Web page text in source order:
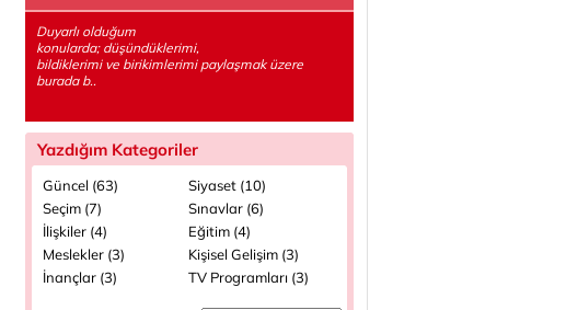
Duyarlı olduğum
konularda; düşündüklerimi,
bildiklerimi ve birikimlerimi paylaşmak üzere
burada b..
Yazdığım Kategoriler
Güncel (63)
Siyaset (10)
Seçim (7)
Sınavlar (6)
İlişkiler (4)
Eğitim (4)
Meslekler (3)
Kişisel Gelişim (3)
İnançlar (3)
TV Programları (3)